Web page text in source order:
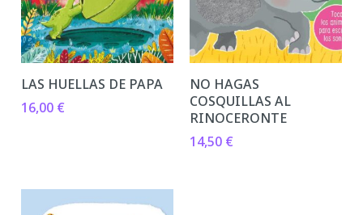
LAS HUELLAS DE PAPA
16,00 €
NO HAGAS
COSQUILLAS AL
RINOCERONTE
14,50 €